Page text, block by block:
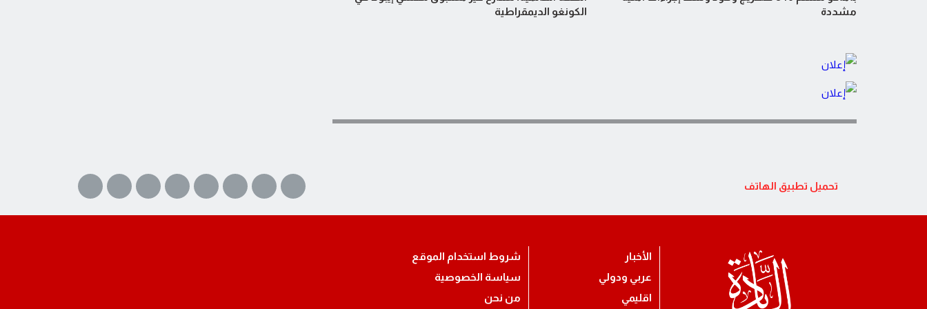
مشددة
الكونغو الديمقراطية
تحميل تطبيق الهاتف
الأخبار
عربي ودولي
اقليمي
شروط استخدام الموقع
سياسة الخصوصية
من نحن